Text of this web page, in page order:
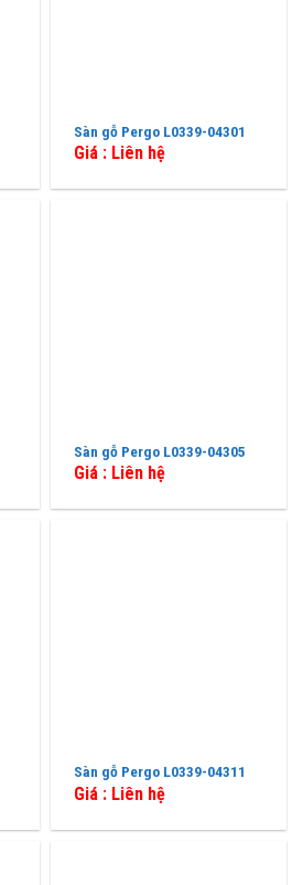
Sàn gỗ Pergo L0339-04301
Giá : Liên hệ
Sàn gỗ Pergo L0339-04305
Giá : Liên hệ
Sàn gỗ Pergo L0339-04311
Giá : Liên hệ